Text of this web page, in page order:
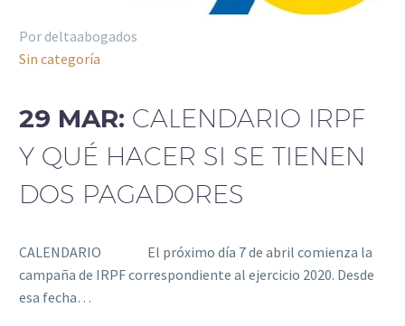
Por deltaabogados
Sin categoría
29 MAR: CALENDARIO IRPF
Y QUÉ HACER SI SE TIENEN
DOS PAGADORES
CALENDARIO El próximo día 7 de abril comienza la
campaña de IRPF correspondiente al ejercicio 2020. Desde
esa fecha…